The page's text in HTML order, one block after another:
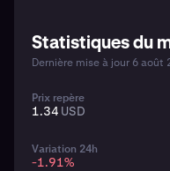
Statistiques du
Dernière mise à jour 6 août
Prix repère
1.34 USD
Variation 24h
-1.91%